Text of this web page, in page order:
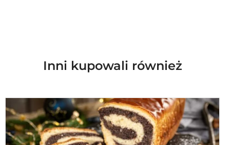
Inni kupowali również